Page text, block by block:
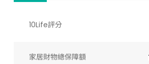
10Life評分
家居財物總保障額